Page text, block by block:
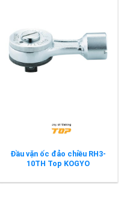
Đầu vặn ốc đảo chiều RH3-
10TH Top KOGYO